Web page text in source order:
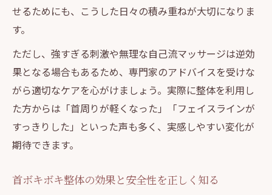
せるためにも、こうした日々の積み重ねが大切になりま
す。
ただし、強すぎる刺激や無理な自己流マッサージは逆効
果となる場合もあるため、専門家のアドバイスを受けな
がら適切なケアを心がけましょう。実際に整体を利用し
た方からは「首周りが軽くなった」「フェイスラインが
すっきりした」といった声も多く、実感しやすい変化が
期待できます。
首ボキボキ整体の効果と安全性を正しく知る